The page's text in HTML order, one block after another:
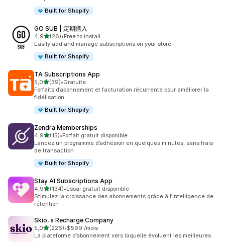
Built for Shopify
GO SUB | 定期購入
4,9étoile(s) sur 5
(26)
26 avis au total
•Free to install
Easily add and manage subscriptions on your store.
Built for Shopify
TA Subscriptions App
5,0étoile(s) sur 5
(39)
39 avis au total
•Gratuite
Forfaits d’abonnement et facturation récurrente pour améliorer la
fidélisation
Built for Shopify
Zendra Memberships
4,9étoile(s) sur 5
(15)
15 avis au total
•Forfait gratuit disponible
Lancez un programme d’adhésion en quelques minutes, sans frais
de transaction
Built for Shopify
Stay AI Subscriptions App
4,9étoile(s) sur 5
(134)
134 avis au total
•Essai gratuit disponible
Stimulez la croissance des abonnements grâce à l’intelligence de
rétention
Skio, a Recharge Company
5,0étoile(s) sur 5
(226)
226 avis au total
•$599 /mois
La plateforme d’abonnement vers laquelle évoluent les meilleures